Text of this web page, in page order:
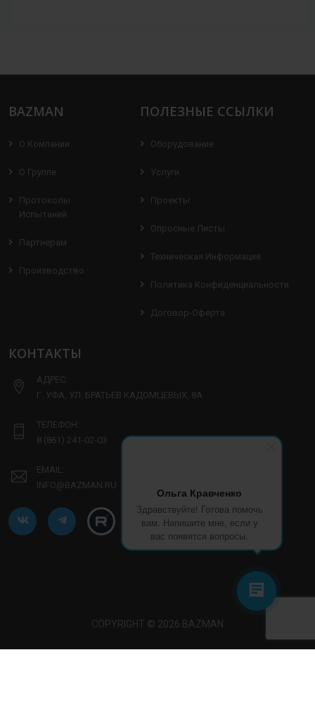
Ольга Кравченко
Здравствуйте! Готова помочь
вам. Напишите мне, если у
вас появятся вопросы.
BAZMAN
О Компании
О Группе
Протоколы
Испытаний
Партнерам
Производство
ПОЛЕЗНЫЕ ССЫЛКИ
Оборудование
Услуги
Проекты
Опросные Листы
Техническая Информация
Политика Конфиденциальности
Договор-Оферта
КОНТАКТЫ
АДРЕС:
Г. УФА, УЛ. БРАТЬЕВ КАДОМЦЕВЫХ, 8А
ТЕЛЕФОН:
8 (861) 241-02-03
EMAIL:
INFO@BAZMAN.RU
COPYRIGHT © 2026 BAZMAN